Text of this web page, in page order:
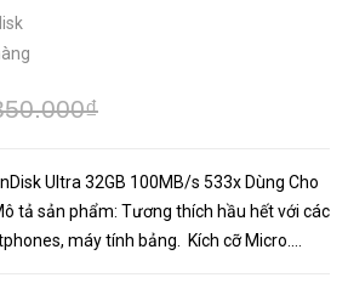
Ultra 32GB 100MB/s 533x Dùng Cho
thích hầu hết với các
máy tính bảng. Kích cỡ Micro.